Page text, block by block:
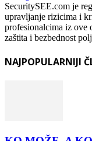
SecuritySEE.com je
upravljanje rizicima i
profesionalcima iz ove
zaštita i bezbednost
NAJPOPULARNIJI